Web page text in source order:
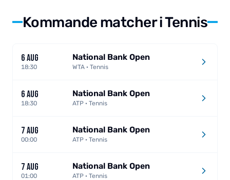
Kommande matcher i Tennis
6 AUG
18:30
National Bank Open
WTA · Tennis
6 AUG
18:30
National Bank Open
ATP · Tennis
7 AUG
00:00
National Bank Open
ATP · Tennis
7 AUG
01:00
National Bank Open
ATP · Tennis